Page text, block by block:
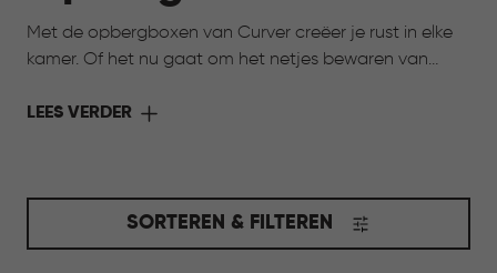
Met de opbergboxen van Curver creëer je rust in elke
kamer. Of het nu gaat om het netjes bewaren van
opbergen van seizoensartikelen, onze opbergboxen
stijlen, zodat je opbergoplossing perfect aansluit bij
jouw interieur én jouw behoeften. Opruimen was nog
nooit zo makkelijk en stijlvol.
LEES VERDER
SORTEREN & FILTEREN